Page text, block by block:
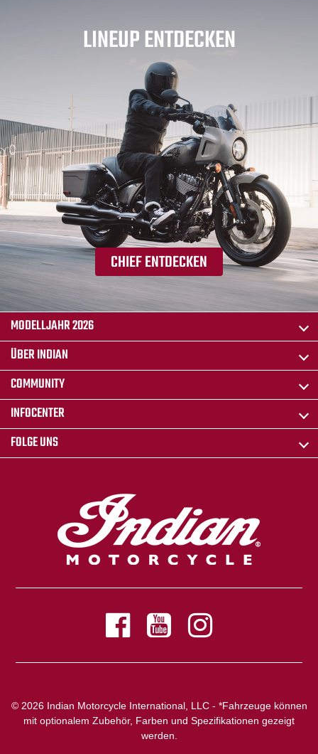
LINEUP ENTDECKEN
CHIEF ENTDECKEN
MODELLJAHR 2026
ÜBER INDIAN
COMMUNITY
INFOCENTER
FOLGE UNS
© 2026 Indian Motorcycle International, LLC - *Fahrzeuge können
mit optionalem Zubehör, Farben und Spezifikationen gezeigt
werden.